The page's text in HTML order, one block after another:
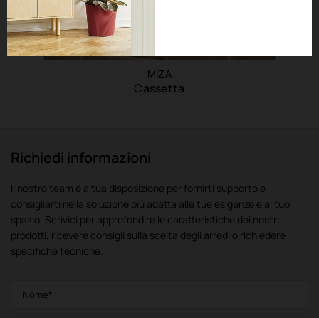
MIZA
Cassetta
Richiedi informazioni
Il nostro team è a tua disposizione per fornirti supporto e
consigliarti nella soluzione più adatta alle tue esigenze e al tuo
spazio. Scrivici per approfondire le caratteristiche dei nostri
prodotti, ricevere consigli sulla scelta degli arredi o richiedere
specifiche tecniche.